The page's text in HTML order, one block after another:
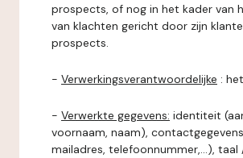
prospects, of nog in het kader van
van klachten gericht door zijn
prospects.
- Verwerkingsverantwoordelijke :
- Verwerkte gegevens: identiteit
voornaam, naam),
mailadres, telefoonnummer,...), taal